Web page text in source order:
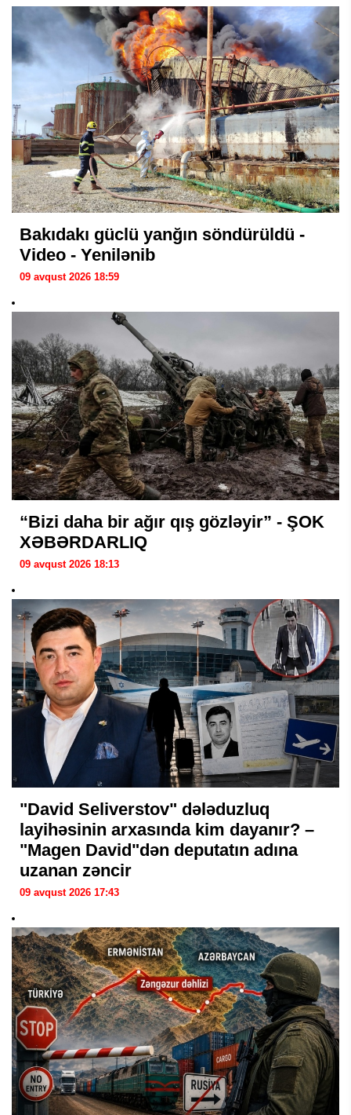
Bakıdakı güclü yanğın söndürüldü -
Video - Yenilənib
09 avqust 2026 18:59
“Bizi daha bir ağır qış gözləyir” - ŞOK
XƏBƏRDARLIQ
09 avqust 2026 18:13
"David Seliverstov" dələduzluq
layihəsinin arxasında kim dayanır? –
"Magen David"dən deputatın adına
uzanan zəncir
09 avqust 2026 17:43